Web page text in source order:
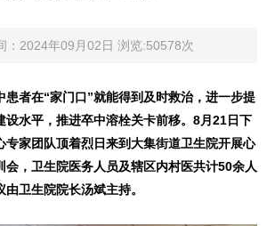
：2024年09月02日 浏览:50578次
患者在“家门口”就能得到及时救治，进一步提
设水平，推进卒中溶栓关卡前移。8月21日下
专家团队顶着烈日来到大集街道卫生院开展心
会，卫生院医务人员及辖区内村医共计50余人
卫生院院长汤斌主持。